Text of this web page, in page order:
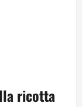
ricotta